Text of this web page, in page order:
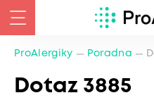
ProAlergiky Poradna
Dotaz 3885